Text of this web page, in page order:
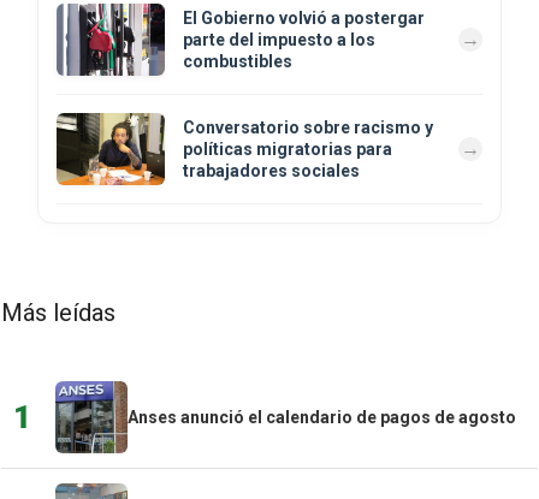
El Gobierno volvió a postergar
parte del impuesto a los
combustibles
Conversatorio sobre racismo y
políticas migratorias para
trabajadores sociales
Más leídas
1 Anses anunció el calendario de pagos de agosto